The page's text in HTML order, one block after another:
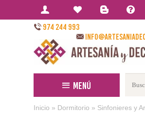
974 244 993
Menú
Inicio » Dormitorio » Sinfonieres y